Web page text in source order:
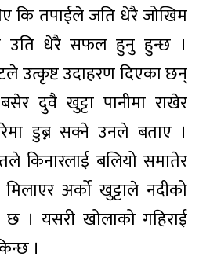
कि तपाईले जति धेरै जोखिम
उति धेरै सफल हुनु हुन्छ ।
उत्कृष्ट उदाहरण दिएका छन्
दुवै खुट्टा पानीमा राखेर
डुब्न सक्ने उनले बताए ।
किनारलाई बलियो समातेर
अर्को खुट्टाले नदीको
यसरी खोलाको गहिराई
।